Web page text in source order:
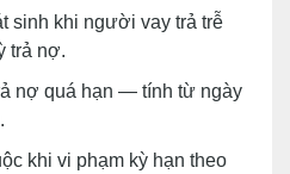
sinh khi người vay trả trễ
trả nợ.
nợ quá hạn — tính từ ngày
khi vi phạm kỳ hạn theo